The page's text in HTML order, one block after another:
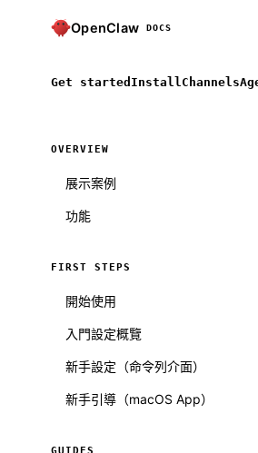
OpenClaw DOCS
Get started Install Channels
OVERVIEW
展示案例
功能
FIRST STEPS
開始使用
入門設定概覽
新手設定（命令列介面）
新手引導（macOS App）